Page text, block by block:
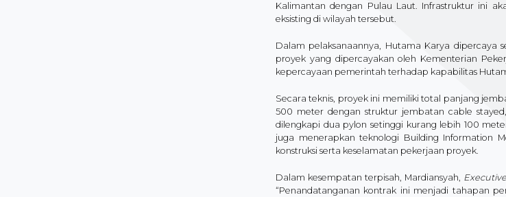
Kalimantan dengan Pulau Laut. Infrastruktur ini
eksisting di wilayah tersebut.
Dalam pelaksanaannya, Hutama Karya dipercaya
proyek yang dipercayakan oleh Kementerian
kepercayaan pemerintah terhadap kapabilitas
Secara teknis, proyek ini memiliki total panjang
500 meter dengan struktur jembatan cable
dilengkapi dua pylon setinggi kurang lebih 100
juga menerapkan teknologi Building Information
konstruksi serta keselamatan pekerjaan proyek.
Dalam kesempatan terpisah, Mardiansyah,
“Penandatanganan kontrak ini menjadi tahapan